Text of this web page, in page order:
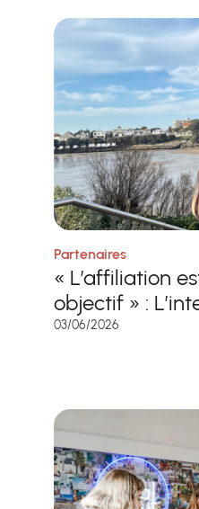
Partenaires
« L’affiliation
objectif » :
03/06/2026